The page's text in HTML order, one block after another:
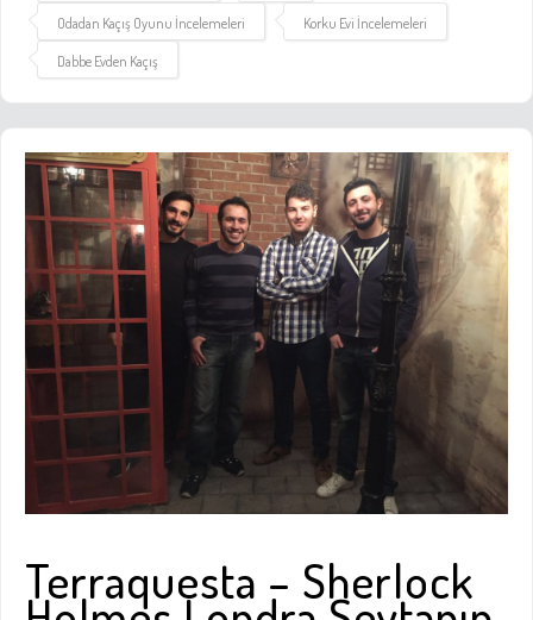
Odadan Kaçış Oyunu İncelemeleri Korku Evi İncelemeleri
Dabbe Evden Kaçış
Terraquesta – Sherlock